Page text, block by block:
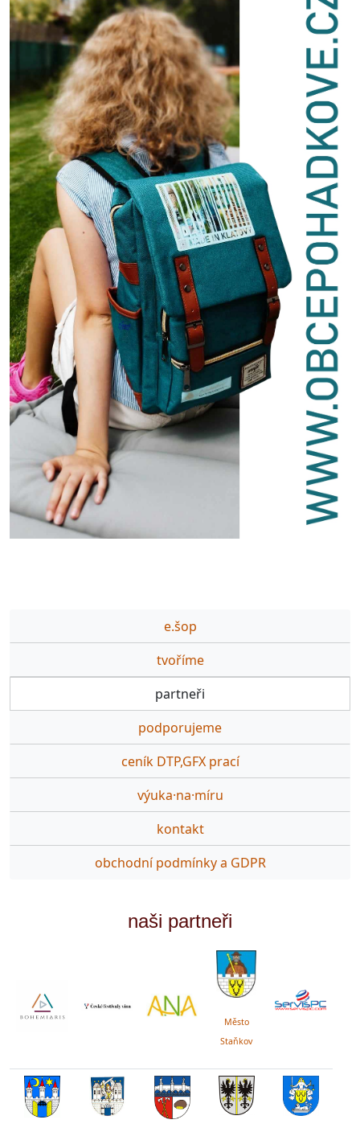
e.šop
tvoříme
partneři
podporujeme
ceník DTP,GFX prací
výuka·na·míru
kontakt
obchodní podmínky a GDPR
naši partneři
Město
Staňkov